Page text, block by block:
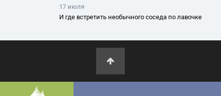
17 июля
И где встретить необычного соседа по лавочке